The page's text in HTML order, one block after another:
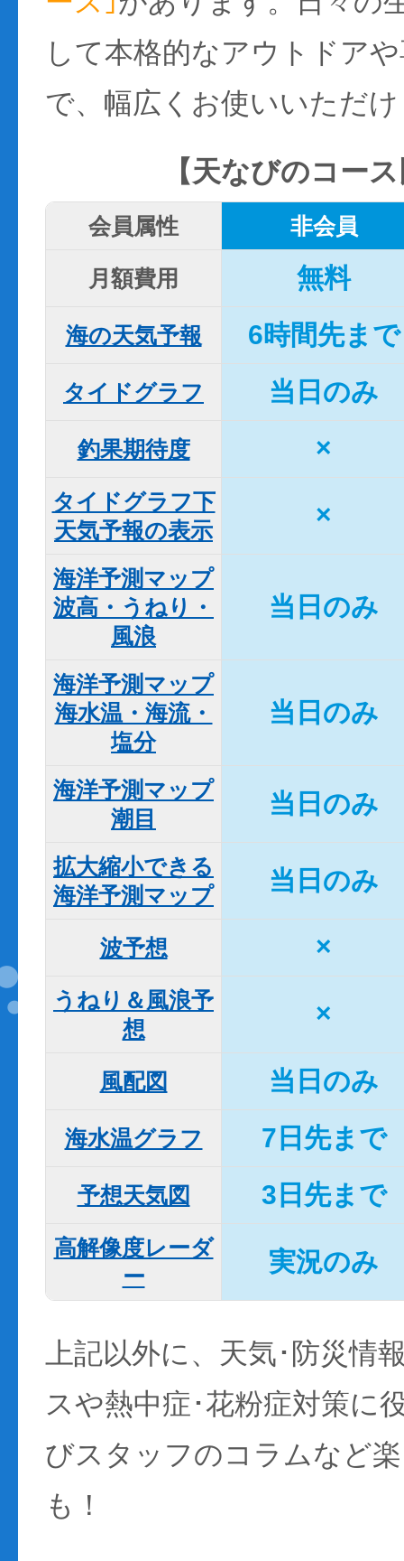
して本格的なアウトドア
で、幅広くお使いいただ
【天なびのコー
会員属性 非会員
月額費用 無料
海の天気予報 6時間先まで
タイドグラフ 当日のみ
釣果期待度 ×
タイドグラフ下
天気予報の表示
×
海洋予測マップ
波高・うねり・
風浪
当日のみ
海洋予測マップ
海水温・海流・
塩分
当日のみ
海洋予測マップ
潮目
当日のみ
拡大縮小できる
海洋予測マップ
当日のみ
波予想 ×
うねり＆風浪予
想
×
風配図 当日のみ
海水温グラフ 7日先まで
予想天気図 3日先まで
高解像度レーダ
ー
実況のみ
上記以外に、天気･防災情
スや熱中症･花粉症対策に
びスタッフのコラムなど
も！